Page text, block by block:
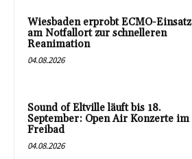
Wiesbaden erprobt ECMO-Einsatz
am Notfallort zur schnelleren
Reanimation
04.08.2026
Sound of Eltville läuft bis 18.
September: Open Air Konzerte im
Freibad
04.08.2026